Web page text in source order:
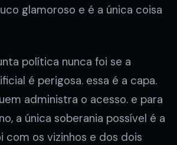
glamoroso e é a única coisa
política nunca foi se a
é perigosa. essa é a capa.
administra o acesso. e para
a única soberania possível é a
com os vizinhos e dos dois